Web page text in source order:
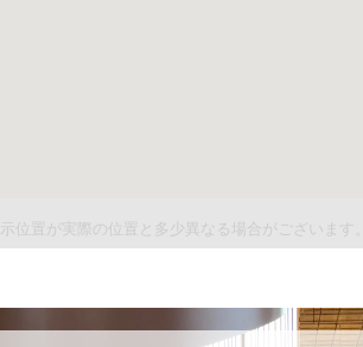
置が実際の位置と多少異なる場合がございます。